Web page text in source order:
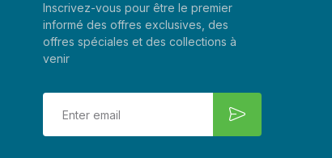
Inscrivez-vous pour être le premier
informé des offres exclusives, des
offres spéciales et des collections à
venir